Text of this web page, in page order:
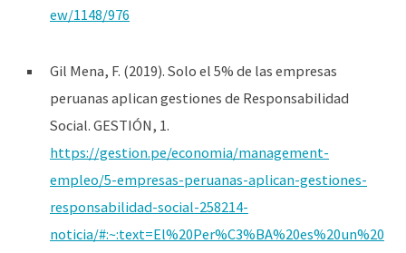
ew/1148/976
Gil Mena, F. (2019). Solo el 5% de las empresas
peruanas aplican gestiones de Responsabilidad
Social. GESTIÓN, 1.
https://gestion.pe/economia/management-
empleo/5-empresas-peruanas-aplican-gestiones-
responsabilidad-social-258214-
noticia/#:~:text=El%20Per%C3%BA%20es%20un%20